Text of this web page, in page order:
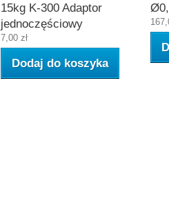
15kg K-300 Adaptor
jednoczęściowy
7,00 zł
Dodaj do koszyka